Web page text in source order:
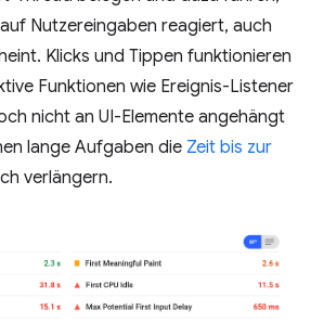
Nutzereingaben reagiert, auch
Klicks und Tippen funktionieren
Funktionen wie Ereignis-Listener
nicht an UI-Elemente angehängt
lange Aufgaben die Zeit bis zur
verlängern.